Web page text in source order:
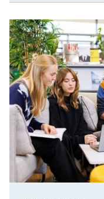
Bewerbung noch